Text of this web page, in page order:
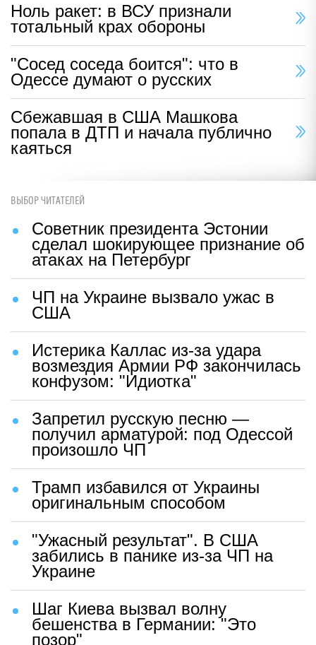
Ноль ракет: в ВСУ признали
тотальный крах обороны
"Сосед соседа боится": что в
Одессе думают о русских
Сбежавшая в США Машкова
попала в ДТП и начала публично
каяться
ВЫБОР ЧИТАТЕЛЕЙ
Советник президента Эстонии
сделал шокирующее признание об
атаках на Петербург
ЧП на Украине вызвало ужас в
США
Истерика Каллас из-за удара
возмездия Армии РФ закончилась
конфузом: "Идиотка"
Запретил русскую песню —
получил арматурой: под Одессой
произошло ЧП
Трамп избавился от Украины
оригинальным способом
"Ужасный результат". В США
забились в панике из-за ЧП на
Украине
Шаг Киева вызвал волну
бешенства в Германии: "Это
позор"